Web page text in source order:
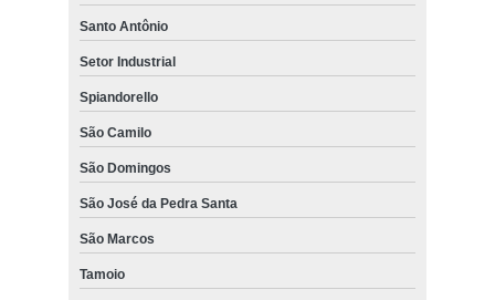
Santo Antônio
Setor Industrial
Spiandorello
São Camilo
São Domingos
São José da Pedra Santa
São Marcos
Tamoio